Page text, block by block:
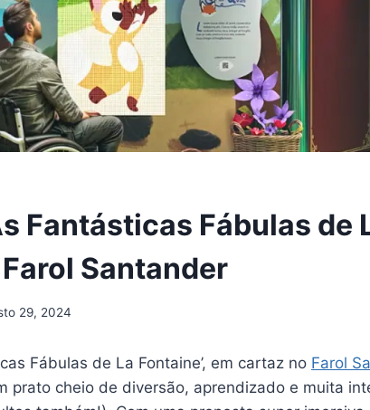
Fantásticas Fábulas de
Santander
29, 2024
Fábulas de La Fontaine’, em cartaz no Farol
prato cheio de diversão, aprendizado e muita